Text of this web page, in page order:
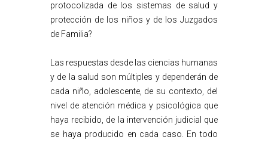
protocolizada de los sistemas de salud y
protección de los niños y de los Juzgados
de Familia?
Las respuestas desde las ciencias humanas
y de la salud son múltiples y dependerán de
cada niño, adolescente, de su contexto, del
nivel de atención médica y psicológica que
haya recibido, de la intervención judicial que
se haya producido en cada caso. En todo